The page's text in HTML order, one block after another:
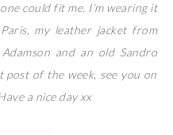
could fit me. I’m wearing it
my leather jacket from
and an old Sandro
post of the week, see you on
a nice day xx